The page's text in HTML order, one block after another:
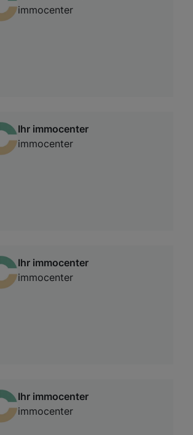
immocenter
Ihr immocenter
immocenter
Ihr immocenter
immocenter
Ihr immocenter
immocenter